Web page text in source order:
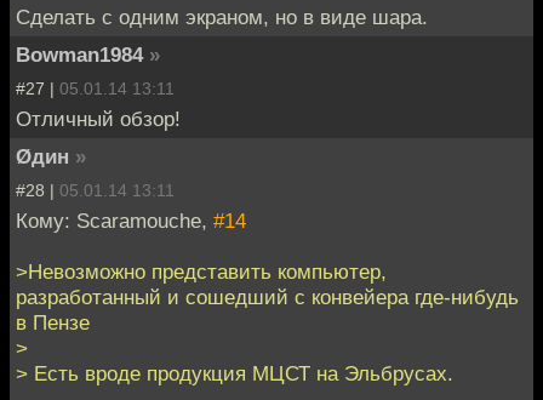
Сделать с одним экраном, но в виде шара.
Bowman1984 »
#27 | 05.01.14 13:11
Отличный обзор!
Øдин »
#28 | 05.01.14 13:11
Кому: Scaramouche, #14
>Невозможно представить компьютер,
разработанный и сошедший с конвейера где-нибудь
в Пензе
>
> Есть вроде продукция МЦСТ на Эльбрусах.